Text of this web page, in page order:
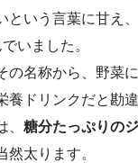
という言葉に甘え
いました。
の名称から、野菜
養ドリンクだと勘違
、 糖分たっぷりのジ
然太ります。